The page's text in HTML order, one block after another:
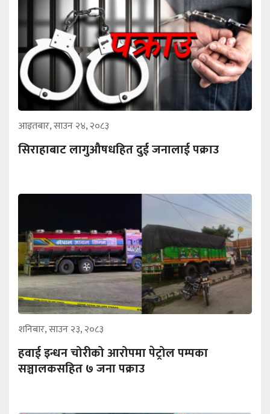
आइतबार, साउन २४, २०८३
सिराहाबाट लागुऔषधहित दुई जनालाई पक्राउ
शनिबार, साउन २३, २०८३
हवाई इन्धन चोरीको आरोपमा पेट्रोल पम्पका
सञ्चालकसहित ७ जना पक्राउ